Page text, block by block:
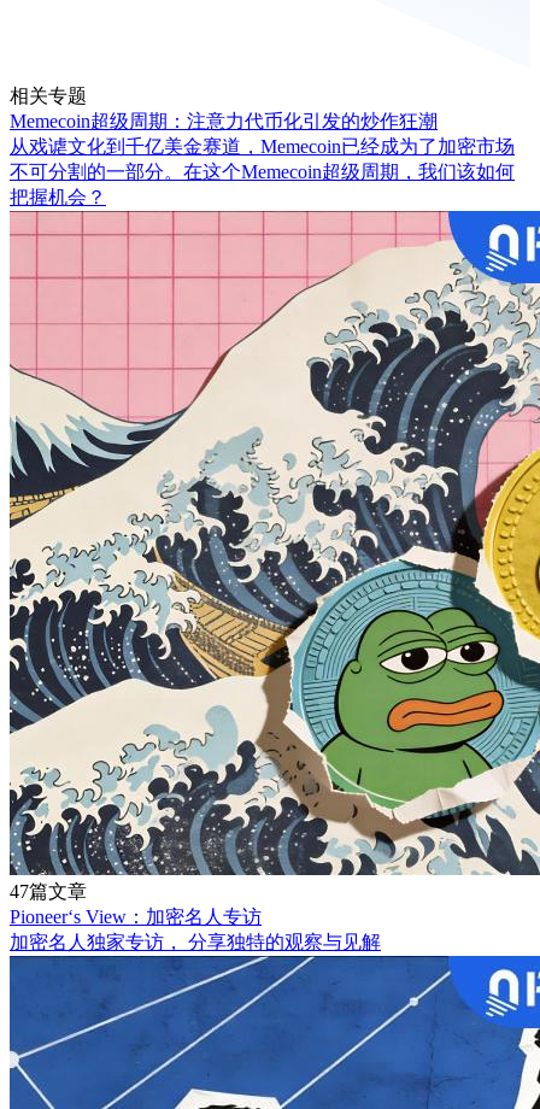
相关专题
Memecoin超级周期：注意力代币化引发的炒作狂潮
从戏谑文化到千亿美金赛道，Memecoin已经成为了加密市场
不可分割的一部分。在这个Memecoin超级周期，我们该如何
把握机会？
47篇文章
Pioneer‘s View：加密名人专访
加密名人独家专访， 分享独特的观察与见解